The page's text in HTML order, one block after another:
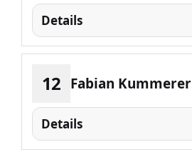
Details
12 Fabian Kummerer
Details